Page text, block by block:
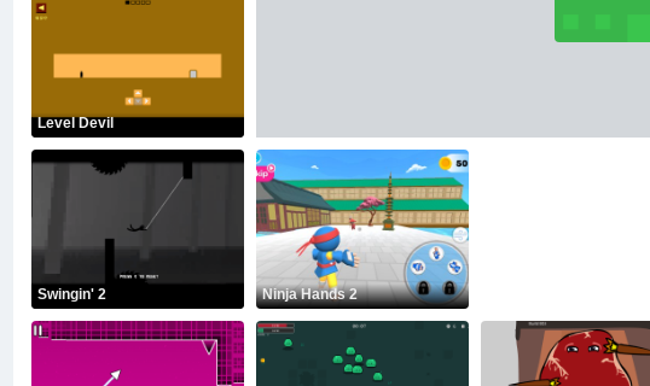
Level Devil
Swingin' 2 Ninja Hands 2